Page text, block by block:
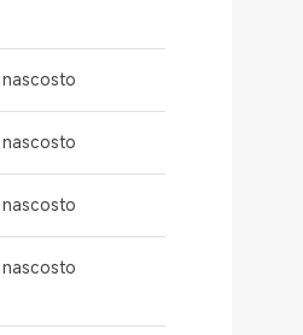
nascosto
nascosto
nascosto
nascosto